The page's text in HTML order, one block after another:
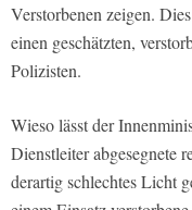
Verstorbenen zeigen.
einen geschätzten,
Polizisten.
Wieso lässt der
Dienstleiter abgesegnete
derartig schlechtes Licht